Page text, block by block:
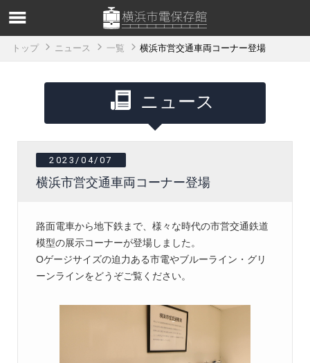
トップ ニュース 一覧 横浜市営交通車両コーナー登場
ニュース
2023/04/07
横浜市営交通車両コーナー登場
路面電車から地下鉄まで、様々な時代の市営交通鉄道
模型の展示コーナーが登場しました。
Oゲージサイズの迫力ある市電やブルーライン・グリ
ーンラインをどうぞご覧ください。